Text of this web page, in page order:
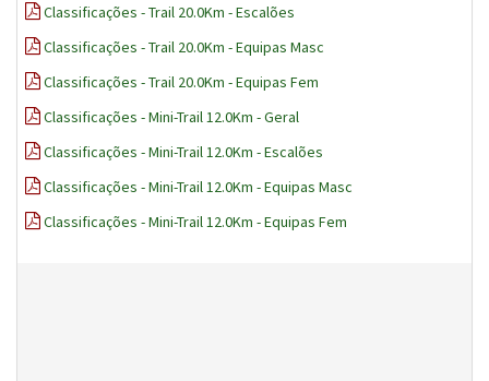
Classificações - Trail 20.0Km - Escalões
Classificações - Trail 20.0Km - Equipas Masc
Classificações - Trail 20.0Km - Equipas Fem
Classificações - Mini-Trail 12.0Km - Geral
Classificações - Mini-Trail 12.0Km - Escalões
Classificações - Mini-Trail 12.0Km - Equipas Masc
Classificações - Mini-Trail 12.0Km - Equipas Fem